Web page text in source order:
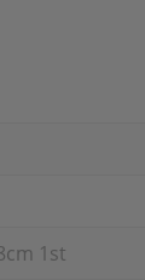
1st